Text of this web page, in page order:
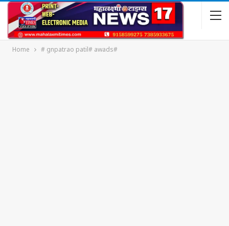
Home # gnpatrao patil# awads#